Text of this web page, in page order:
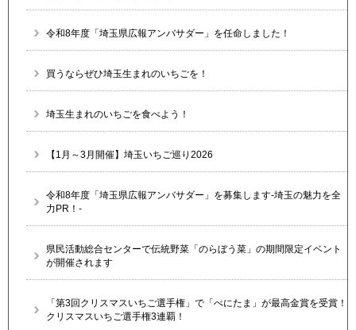
令和8年度「埼玉県広報アンバサダー」を任命しました！
買うならぜひ埼玉生まれのいちごを！
埼玉生まれのいちごを食べよう！
【1月～3月開催】埼玉いちご巡り2026
令和8年度「埼玉県広報アンバサダー」を募集します-埼玉の魅力を全
力PR！-
県民活動総合センターで伝統野菜「のらぼう菜」の期間限定イベント
が開催されます
「第3回クリスマスいちご選手権」で「べにたま」が最高金賞を受賞！
クリスマスいちご選手権3連覇！